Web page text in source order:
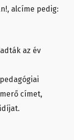
alcíme pedig:
az év
címet,